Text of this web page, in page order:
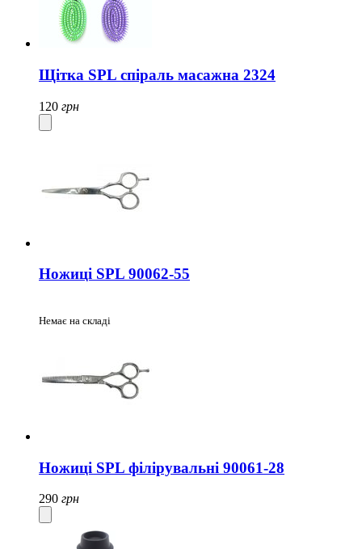
Щітка SPL спіраль масажна 2324
120 грн
Ножиці SPL 90062-55
Немає на складі
Ножиці SPL філірувальні 90061-28
290 грн